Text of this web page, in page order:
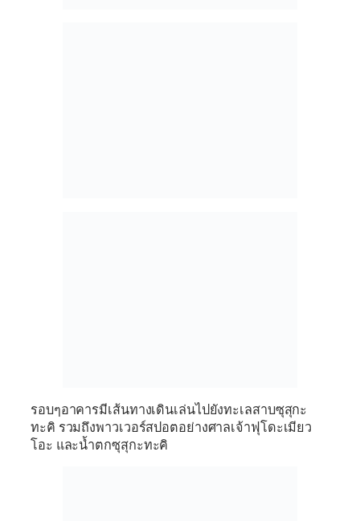
รอบๆอาคารมีเส้นทางเดินเล่นไปยังทะเลสาบซุสุกะ
ทะคิ รวมถึงพาวเวอร์สปอตอย่างศาลเจ้าฟุโดะเมียว
โอะ และน้ำตกซุสุกะทะคิ